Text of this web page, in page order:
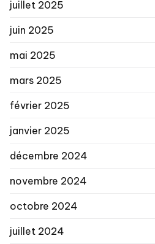
juillet 2025
juin 2025
mai 2025
mars 2025
février 2025
janvier 2025
décembre 2024
novembre 2024
octobre 2024
juillet 2024